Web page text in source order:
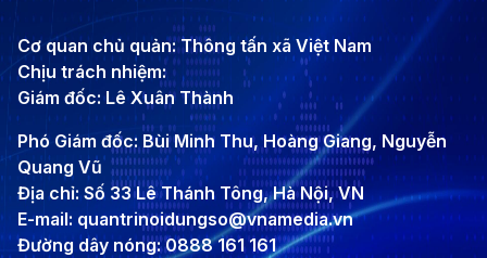
Cơ quan chủ quản: Thông tấn xã Việt Nam
Chịu trách nhiệm:
Giám đốc: Lê Xuân Thành
Phó Giám đốc: Bùi Minh Thu, Hoàng Giang, Nguyễn
Quang Vũ
Địa chỉ: Số 33 Lê Thánh Tông, Hà Nội, VN
E-mail: quantrinoidungso@vnamedia.vn
Đường dây nóng: 0888 161 161